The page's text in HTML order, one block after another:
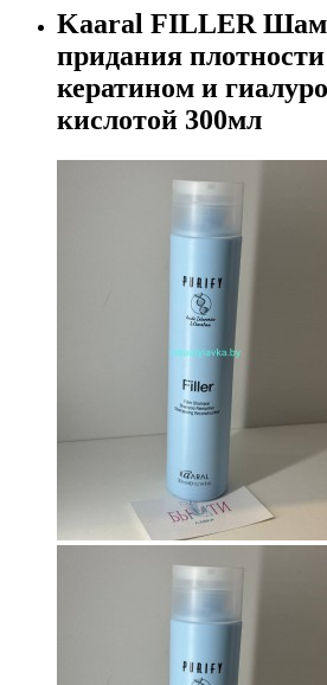
Kaaral FILLER
придания
кератином и
кислотой 300мл